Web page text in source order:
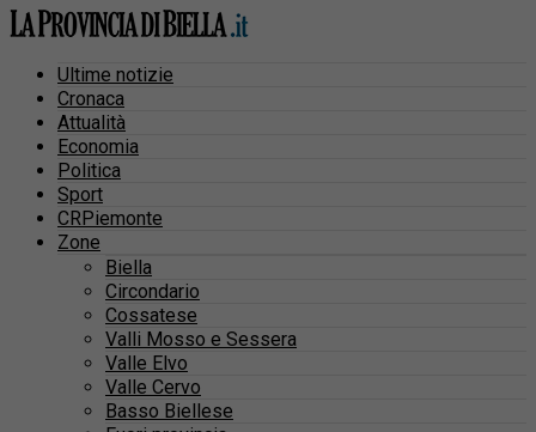
Ultime notizie
Cronaca
Attualità
Economia
Politica
Sport
CRPiemonte
Zone
Biella
Circondario
Cossatese
Valli Mosso e Sessera
Valle Elvo
Valle Cervo
Basso Biellese